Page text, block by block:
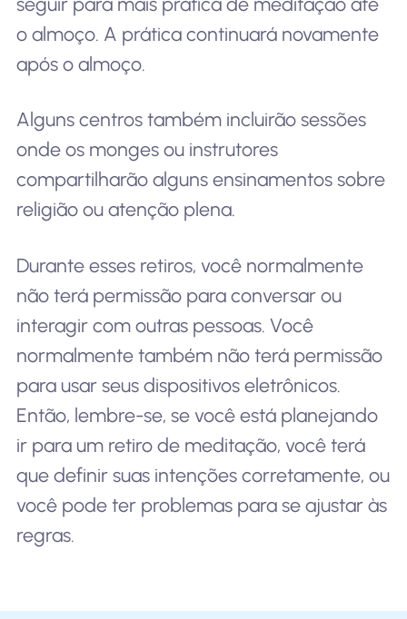
o almoço. A prática continuará novamente
após o almoço.
Alguns centros também incluirão sessões
onde os monges ou instrutores
compartilharão alguns ensinamentos sobre
religião ou atenção plena.
Durante esses retiros, você normalmente
não terá permissão para conversar ou
interagir com outras pessoas. Você
normalmente também não terá permissão
para usar seus dispositivos eletrônicos.
Então, lembre-se, se você está planejando
ir para um retiro de meditação, você terá
que definir suas intenções corretamente, ou
você pode ter problemas para se ajustar às
regras.